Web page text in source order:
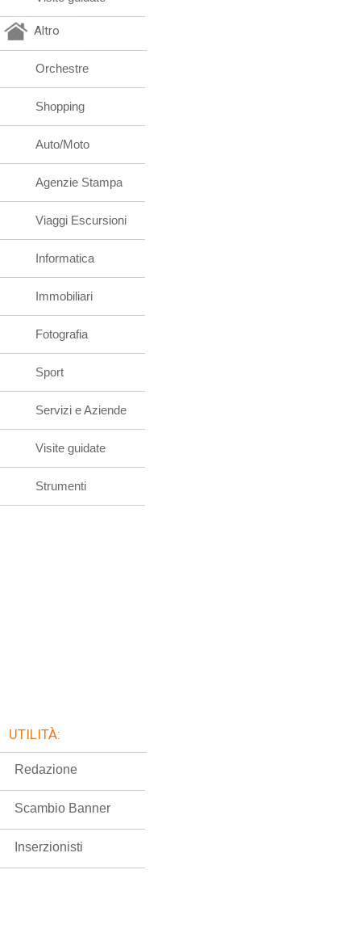
Altro
Orchestre
Shopping
Auto/Moto
Agenzie Stampa
Viaggi Escursioni
Informatica
Immobiliari
Fotografia
Sport
Servizi e Aziende
Visite guidate
Strumenti
UTILITÀ:
Redazione
Scambio Banner
Inserzionisti